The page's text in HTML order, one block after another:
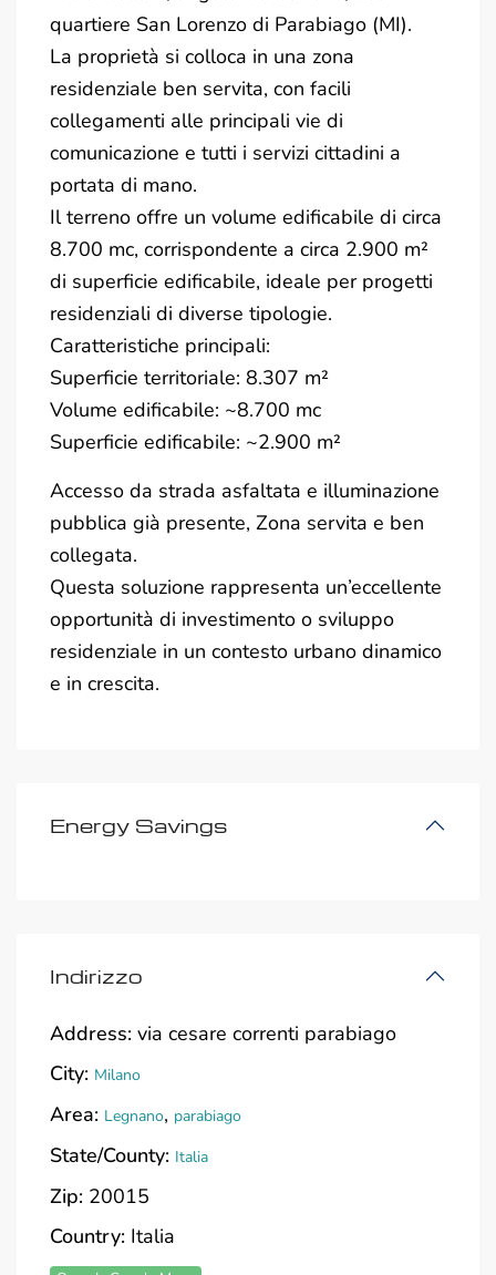
quartiere San Lorenzo di Parabiago (MI).
La proprietà si colloca in una zona
residenziale ben servita, con facili
collegamenti alle principali vie di
comunicazione e tutti i servizi cittadini a
portata di mano.
Il terreno offre un volume edificabile di circa
8.700 mc, corrispondente a circa 2.900 m²
di superficie edificabile, ideale per progetti
residenziali di diverse tipologie.
Caratteristiche principali:
Superficie territoriale: 8.307 m²
Volume edificabile: ~8.700 mc
Superficie edificabile: ~2.900 m²
Accesso da strada asfaltata e illuminazione
pubblica già presente, Zona servita e ben
collegata.
Questa soluzione rappresenta un’eccellente
opportunità di investimento o sviluppo
residenziale in un contesto urbano dinamico
e in crescita.
Energy Savings
Indirizzo
Address: via cesare correnti parabiago
City: Milano
Area: Legnano, parabiago
State/County: Italia
Zip: 20015
Country: Italia